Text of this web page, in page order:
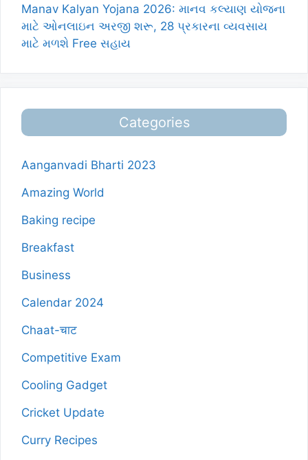
Manav Kalyan Yojana 2026: માનવ કલ્યાણ યોજના
માટે ઓનલાઇન અરજી શરૂ, 28 પ્રકારના વ્યવસાય
માટે મળશે Free સહાય
Categories
Aanganvadi Bharti 2023
Amazing World
Baking recipe
Breakfast
Business
Calendar 2024
Chaat-चाट
Competitive Exam
Cooling Gadget
Cricket Update
Curry Recipes